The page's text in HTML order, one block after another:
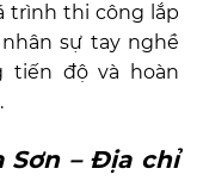
trình thi công lắp
sự tay nghề
tiến độ và hoàn
Sơn – Địa chỉ